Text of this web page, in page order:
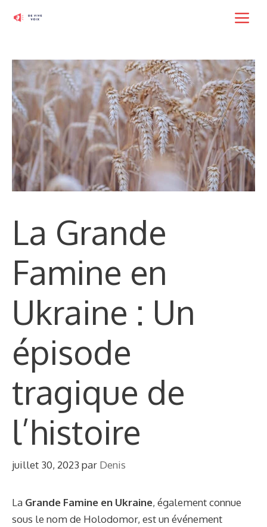
La Grande
Famine en
Ukraine : Un
épisode
tragique de
l’histoire
juillet 30, 2023 par Denis
La Grande Famine en Ukraine, également connue
sous le nom de Holodomor, est un événement